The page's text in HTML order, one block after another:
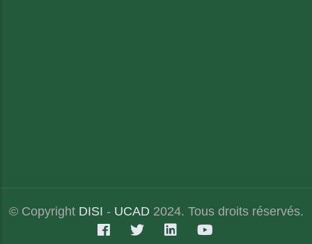
© Copyright DISI - UCAD 2024. Tous droits réservés.